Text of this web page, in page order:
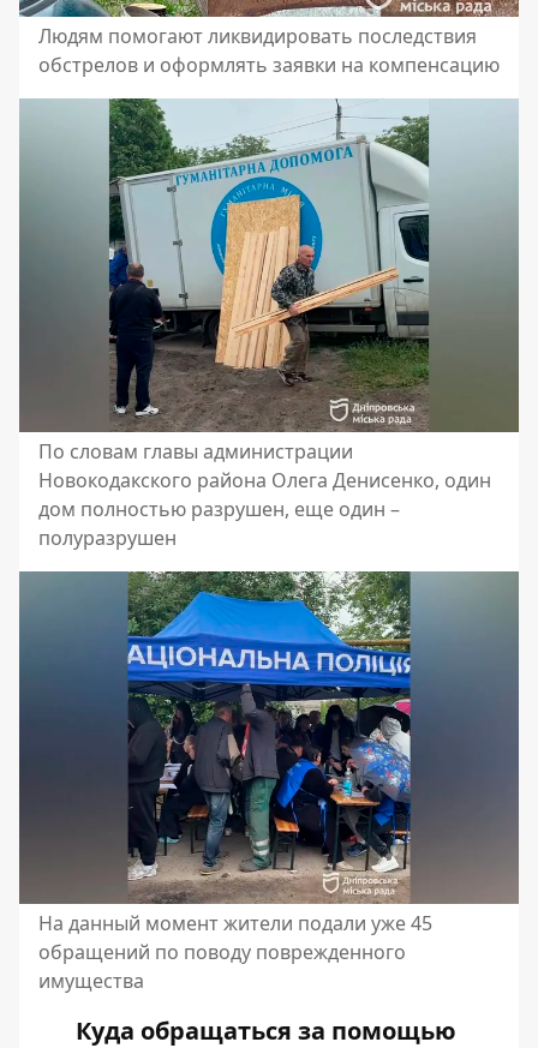
Людям помогают ликвидировать последствия
обстрелов и оформлять заявки на компенсацию
По словам главы администрации
Новокодакского района Олега Денисенко, один
дом полностью разрушен, еще один –
полуразрушен
На данный момент жители подали уже 45
обращений по поводу поврежденного
имущества
Куда обращаться за помощью